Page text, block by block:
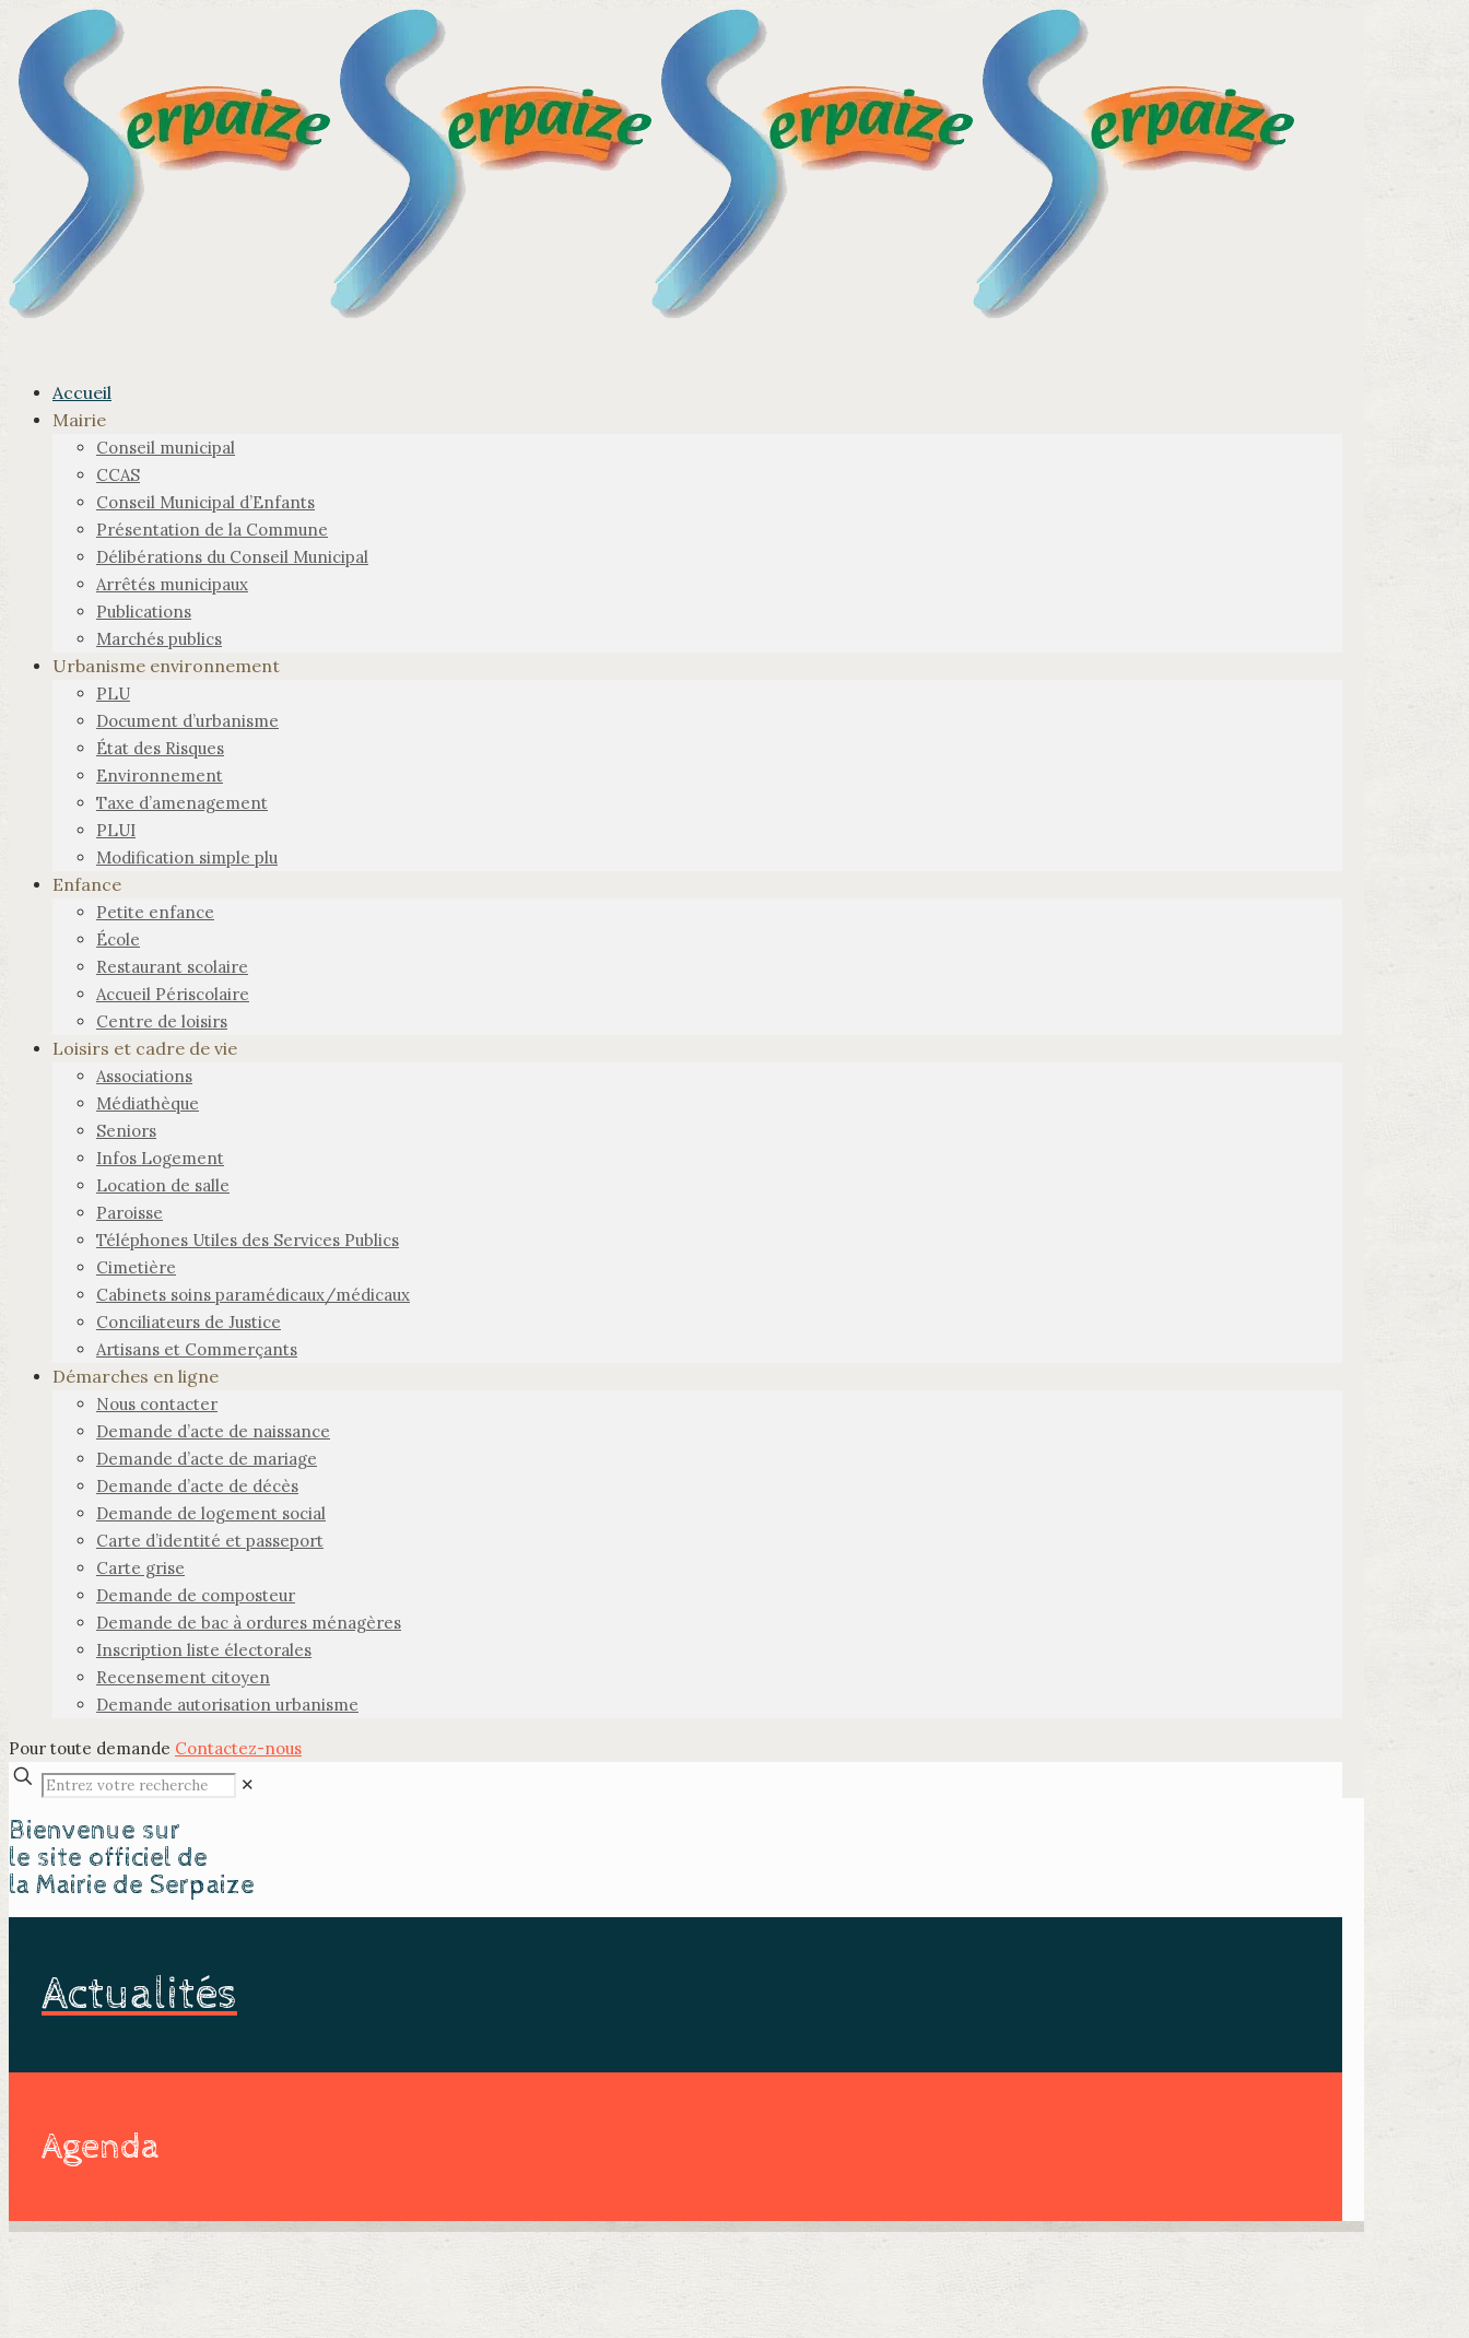
Accueil
Mairie
Conseil municipal
CCAS
Conseil Municipal d’Enfants
Présentation de la Commune
Délibérations du Conseil Municipal
Arrêtés municipaux
Publications
Marchés publics
Urbanisme environnement
PLU
Document d’urbanisme
État des Risques
Environnement
Taxe d’amenagement
PLUI
Modification simple plu
Enfance
Petite enfance
École
Restaurant scolaire
Accueil Périscolaire
Centre de loisirs
Loisirs et cadre de vie
Associations
Médiathèque
Seniors
Infos Logement
Location de salle
Paroisse
Téléphones Utiles des Services Publics
Cimetière
Cabinets soins paramédicaux/médicaux
Conciliateurs de Justice
Artisans et Commerçants
Démarches en ligne
Nous contacter
Demande d’acte de naissance
Demande d’acte de mariage
Demande d’acte de décès
Demande de logement social
Carte d’identité et passeport
Carte grise
Demande de composteur
Demande de bac à ordures ménagères
Inscription liste électorales
Recensement citoyen
Demande autorisation urbanisme
Pour toute demande Contactez-nous
✕
Bienvenue sur
le site officiel de
la Mairie de Serpaize
Actualités
Agenda